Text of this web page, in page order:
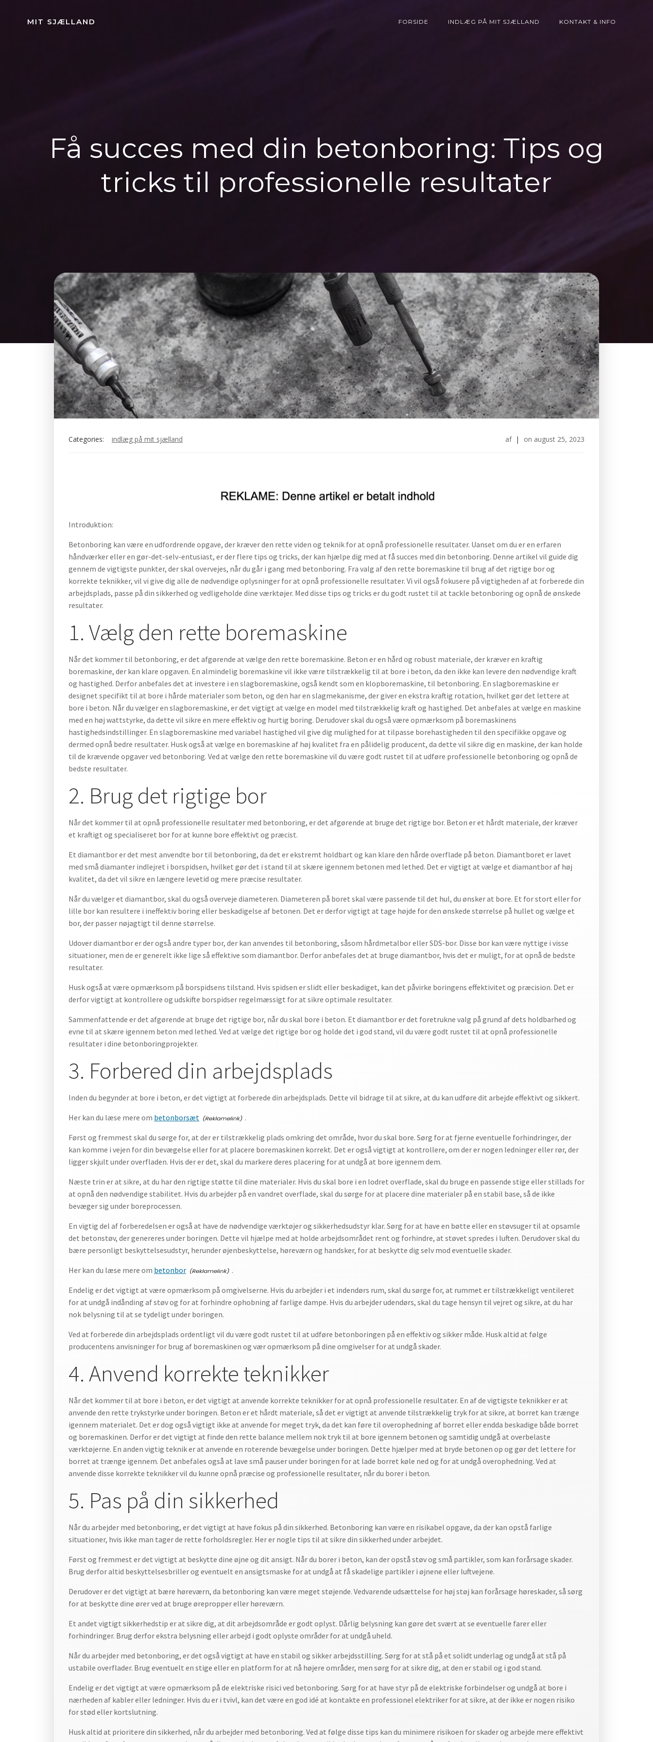
MIT SJÆLLAND FORSIDE INDLÆG PÅ MIT SJÆLLAND KONTAKT & INFO
Få succes med din betonboring: Tips og
tricks til professionelle resultater
Categories: indlæg på mit sjælland af | on august 25, 2023
Introduktion:
Betonboring kan være en udfordrende opgave, der kræver den rette viden og teknik for at opnå professionelle resultater. Uanset om du er en erfaren
håndværker eller en gør-det-selv-entusiast, er der flere tips og tricks, der kan hjælpe dig med at få succes med din betonboring. Denne artikel vil guide dig
gennem de vigtigste punkter, der skal overvejes, når du går i gang med betonboring. Fra valg af den rette boremaskine til brug af det rigtige bor og
korrekte teknikker, vil vi give dig alle de nødvendige oplysninger for at opnå professionelle resultater. Vi vil også fokusere på vigtigheden af at forberede din
arbejdsplads, passe på din sikkerhed og vedligeholde dine værktøjer. Med disse tips og tricks er du godt rustet til at tackle betonboring og opnå de ønskede
resultater.
1. Vælg den rette boremaskine
Når det kommer til betonboring, er det afgørende at vælge den rette boremaskine. Beton er en hård og robust materiale, der kræver en kraftig
boremaskine, der kan klare opgaven. En almindelig boremaskine vil ikke være tilstrækkelig til at bore i beton, da den ikke kan levere den nødvendige kraft
og hastighed. Derfor anbefales det at investere i en slagboremaskine, også kendt som en klopboremaskine, til betonboring. En slagboremaskine er
designet specifikt til at bore i hårde materialer som beton, og den har en slagmekanisme, der giver en ekstra kraftig rotation, hvilket gør det lettere at
bore i beton. Når du vælger en slagboremaskine, er det vigtigt at vælge en model med tilstrækkelig kraft og hastighed. Det anbefales at vælge en maskine
med en høj wattstyrke, da dette vil sikre en mere effektiv og hurtig boring. Derudover skal du også være opmærksom på boremaskinens
hastighedsindstillinger. En slagboremaskine med variabel hastighed vil give dig mulighed for at tilpasse borehastigheden til den specifikke opgave og
dermed opnå bedre resultater. Husk også at vælge en boremaskine af høj kvalitet fra en pålidelig producent, da dette vil sikre dig en maskine, der kan holde
til de krævende opgaver ved betonboring. Ved at vælge den rette boremaskine vil du være godt rustet til at udføre professionelle betonboring og opnå de
bedste resultater.
2. Brug det rigtige bor
Når det kommer til at opnå professionelle resultater med betonboring, er det afgørende at bruge det rigtige bor. Beton er et hårdt materiale, der kræver
et kraftigt og specialiseret bor for at kunne bore effektivt og præcist.
Et diamantbor er det mest anvendte bor til betonboring, da det er ekstremt holdbart og kan klare den hårde overflade på beton. Diamantboret er lavet
med små diamanter indlejret i borspidsen, hvilket gør det i stand til at skære igennem betonen med lethed. Det er vigtigt at vælge et diamantbor af høj
kvalitet, da det vil sikre en længere levetid og mere præcise resultater.
Når du vælger et diamantbor, skal du også overveje diameteren. Diameteren på boret skal være passende til det hul, du ønsker at bore. Et for stort eller for
lille bor kan resultere i ineffektiv boring eller beskadigelse af betonen. Det er derfor vigtigt at tage højde for den ønskede størrelse på hullet og vælge et
bor, der passer nøjagtigt til denne størrelse.
Udover diamantbor er der også andre typer bor, der kan anvendes til betonboring, såsom hårdmetalbor eller SDS-bor. Disse bor kan være nyttige i visse
situationer, men de er generelt ikke lige så effektive som diamantbor. Derfor anbefales det at bruge diamantbor, hvis det er muligt, for at opnå de bedste
resultater.
Husk også at være opmærksom på borspidsens tilstand. Hvis spidsen er slidt eller beskadiget, kan det påvirke boringens effektivitet og præcision. Det er
derfor vigtigt at kontrollere og udskifte borspidser regelmæssigt for at sikre optimale resultater.
Sammenfattende er det afgørende at bruge det rigtige bor, når du skal bore i beton. Et diamantbor er det foretrukne valg på grund af dets holdbarhed og
evne til at skære igennem beton med lethed. Ved at vælge det rigtige bor og holde det i god stand, vil du være godt rustet til at opnå professionelle
resultater i dine betonboringprojekter.
3. Forbered din arbejdsplads
Inden du begynder at bore i beton, er det vigtigt at forberede din arbejdsplads. Dette vil bidrage til at sikre, at du kan udføre dit arbejde effektivt og sikkert.
Her kan du læse mere om betonborsæt .
Først og fremmest skal du sørge for, at der er tilstrækkelig plads omkring det område, hvor du skal bore. Sørg for at fjerne eventuelle forhindringer, der
kan komme i vejen for din bevægelse eller for at placere boremaskinen korrekt. Det er også vigtigt at kontrollere, om der er nogen ledninger eller rør, der
ligger skjult under overfladen. Hvis der er det, skal du markere deres placering for at undgå at bore igennem dem.
Næste trin er at sikre, at du har den rigtige støtte til dine materialer. Hvis du skal bore i en lodret overflade, skal du bruge en passende stige eller stillads for
at opnå den nødvendige stabilitet. Hvis du arbejder på en vandret overflade, skal du sørge for at placere dine materialer på en stabil base, så de ikke
bevæger sig under boreprocessen.
En vigtig del af forberedelsen er også at have de nødvendige værktøjer og sikkerhedsudstyr klar. Sørg for at have en bøtte eller en støvsuger til at opsamle
det betonstøv, der genereres under boringen. Dette vil hjælpe med at holde arbejdsområdet rent og forhindre, at støvet spredes i luften. Derudover skal du
bære personligt beskyttelsesudstyr, herunder øjenbeskyttelse, høreværn og handsker, for at beskytte dig selv mod eventuelle skader.
Her kan du læse mere om betonbor .
Endelig er det vigtigt at være opmærksom på omgivelserne. Hvis du arbejder i et indendørs rum, skal du sørge for, at rummet er tilstrækkeligt ventileret
for at undgå indånding af støv og for at forhindre ophobning af farlige dampe. Hvis du arbejder udendørs, skal du tage hensyn til vejret og sikre, at du har
nok belysning til at se tydeligt under boringen.
Ved at forberede din arbejdsplads ordentligt vil du være godt rustet til at udføre betonboringen på en effektiv og sikker måde. Husk altid at følge
producentens anvisninger for brug af boremaskinen og vær opmærksom på dine omgivelser for at undgå skader.
4. Anvend korrekte teknikker
Når det kommer til at bore i beton, er det vigtigt at anvende korrekte teknikker for at opnå professionelle resultater. En af de vigtigste teknikker er at
anvende den rette trykstyrke under boringen. Beton er et hårdt materiale, så det er vigtigt at anvende tilstrækkelig tryk for at sikre, at borret kan trænge
igennem materialet. Det er dog også vigtigt ikke at anvende for meget tryk, da det kan føre til overophedning af borret eller endda beskadige både borret
og boremaskinen. Derfor er det vigtigt at finde den rette balance mellem nok tryk til at bore igennem betonen og samtidig undgå at overbelaste
værktøjerne. En anden vigtig teknik er at anvende en roterende bevægelse under boringen. Dette hjælper med at bryde betonen op og gør det lettere for
borret at trænge igennem. Det anbefales også at lave små pauser under boringen for at lade borret køle ned og for at undgå overophedning. Ved at
anvende disse korrekte teknikker vil du kunne opnå præcise og professionelle resultater, når du borer i beton.
5. Pas på din sikkerhed
Når du arbejder med betonboring, er det vigtigt at have fokus på din sikkerhed. Betonboring kan være en risikabel opgave, da der kan opstå farlige
situationer, hvis ikke man tager de rette forholdsregler. Her er nogle tips til at sikre din sikkerhed under arbejdet.
Først og fremmest er det vigtigt at beskytte dine øjne og dit ansigt. Når du borer i beton, kan der opstå støv og små partikler, som kan forårsage skader.
Brug derfor altid beskyttelsesbriller og eventuelt en ansigtsmaske for at undgå at få skadelige partikler i øjnene eller luftvejene.
Derudover er det vigtigt at bære høreværn, da betonboring kan være meget støjende. Vedvarende udsættelse for høj støj kan forårsage høreskader, så sørg
for at beskytte dine ører ved at bruge ørepropper eller høreværn.
Et andet vigtigt sikkerhedstip er at sikre dig, at dit arbejdsområde er godt oplyst. Dårlig belysning kan gøre det svært at se eventuelle farer eller
forhindringer. Brug derfor ekstra belysning eller arbejd i godt oplyste områder for at undgå uheld.
Når du arbejder med betonboring, er det også vigtigt at have en stabil og sikker arbejdsstilling. Sørg for at stå på et solidt underlag og undgå at stå på
ustabile overflader. Brug eventuelt en stige eller en platform for at nå højere områder, men sørg for at sikre dig, at den er stabil og i god stand.
Endelig er det vigtigt at være opmærksom på de elektriske risici ved betonboring. Sørg for at have styr på de elektriske forbindelser og undgå at bore i
nærheden af kabler eller ledninger. Hvis du er i tvivl, kan det være en god idé at kontakte en professionel elektriker for at sikre, at der ikke er nogen risiko
for stød eller kortslutning.
Husk altid at prioritere din sikkerhed, når du arbejder med betonboring. Ved at følge disse tips kan du minimere risikoen for skader og arbejde mere effektivt